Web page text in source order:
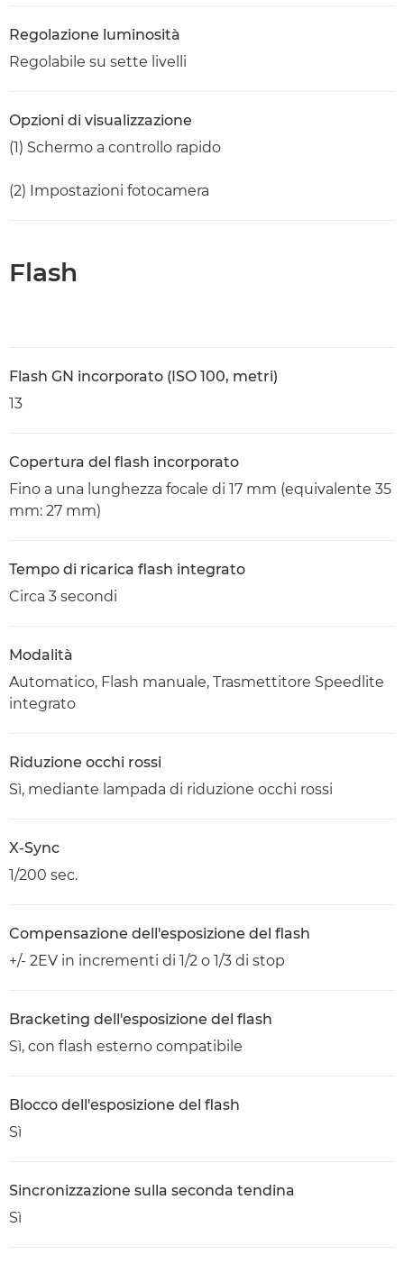
Regolazione luminosità
Regolabile su sette livelli
Opzioni di visualizzazione
(1) Schermo a controllo rapido
(2) Impostazioni fotocamera
Flash
Flash GN incorporato (ISO 100, metri)
13
Copertura del flash incorporato
Fino a una lunghezza focale di 17 mm (equivalente 35
mm: 27 mm)
Tempo di ricarica flash integrato
Circa 3 secondi
Modalità
Automatico, Flash manuale, Trasmettitore Speedlite
integrato
Riduzione occhi rossi
Sì, mediante lampada di riduzione occhi rossi
X-Sync
1/200 sec.
Compensazione dell'esposizione del flash
+/- 2EV in incrementi di 1/2 o 1/3 di stop
Bracketing dell'esposizione del flash
Sì, con flash esterno compatibile
Blocco dell'esposizione del flash
Sì
Sincronizzazione sulla seconda tendina
Sì